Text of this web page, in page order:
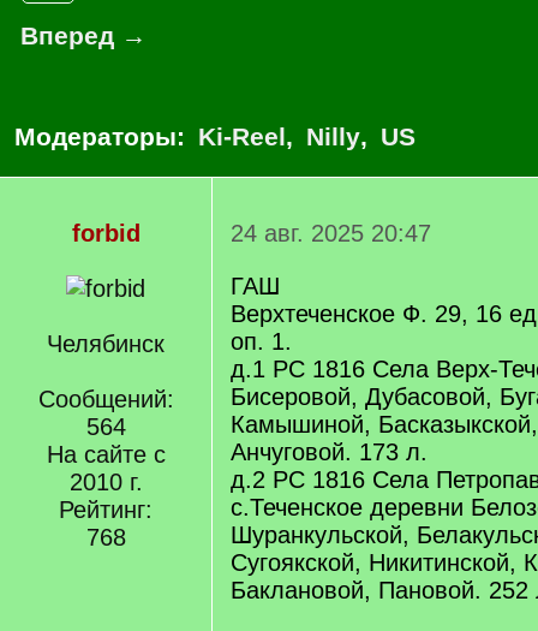
Вперед →
Модераторы: Ki-Reel, Nilly, US
forbid
Челябинск
Сообщений:
564
На сайте с
2010 г.
Рейтинг:
768
24 авг. 2025 20:47
ГАШ
Верхтеченское Ф. 29, 16
оп. 1.
д.1 РС 1816 Села Верх-
Бисеровой, Дубасовой,
Камышиной,
Анчуговой. 173 л.
д.2 РС 1816 Села
с.Теченское деревни
Шуранкульской,
Сугоякской, Никитинской,
Баклановой, Пановой. 252